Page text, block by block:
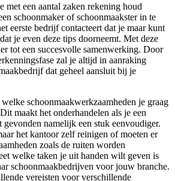
met een aantal zaken rekening houd
schoonmaker of schoonmaakster in te
eerste bedrijf contacteert dat je maar kunt
je even deze tips doorneemt. Met deze
tot een succesvolle samenwerking. Door
zal je altijd in aanraking
dat geheel aansluit bij je
schoonmaakwerkzaamheden je graag
maakt het onderhandelen als je een
namelijk een stuk eenvoudiger.
het kantoor zelf reinigen of moeten er
zoals de ruiten worden
welke taken je uit handen wilt geven is
schoonmaakbedrijven voor jouw branche.
vereisten voor verschillende